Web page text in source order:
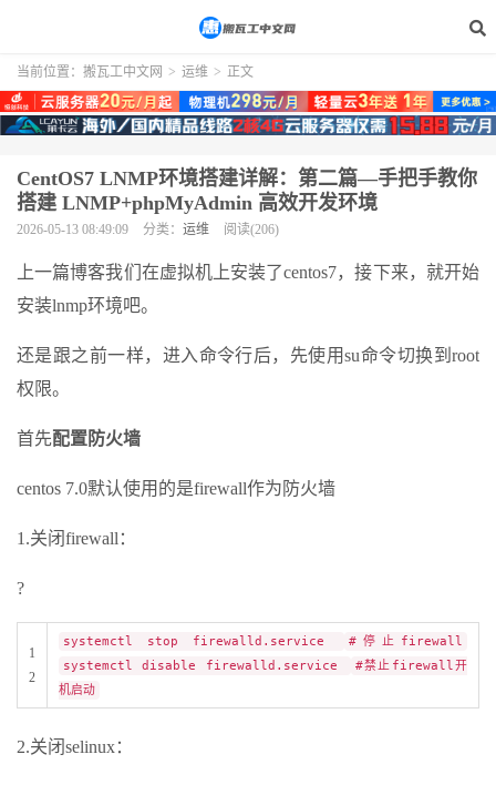
当前位置： 搬瓦工中文网 > 运维 > 正文
CentOS7 LNMP环境搭建详解：第二篇—手把手教你
搭建 LNMP+phpMyAdmin 高效开发环境
2026-05-13 08:49:09 分类： 运维 阅读(206)
上一篇博客我们在虚拟机上安装了centos7，接下来，就开始
安装lnmp环境吧。
还是跟之前一样，进入命令行后，先使用su命令切换到root
权限。
首先配置防火墙
centos 7.0默认使用的是firewall作为防火墙
1.关闭firewall：
?
1
2
systemctl stop firewalld.service
#停止firewall
systemctl disable firewalld.service
#禁止firewall开
机启动
2.关闭selinux：